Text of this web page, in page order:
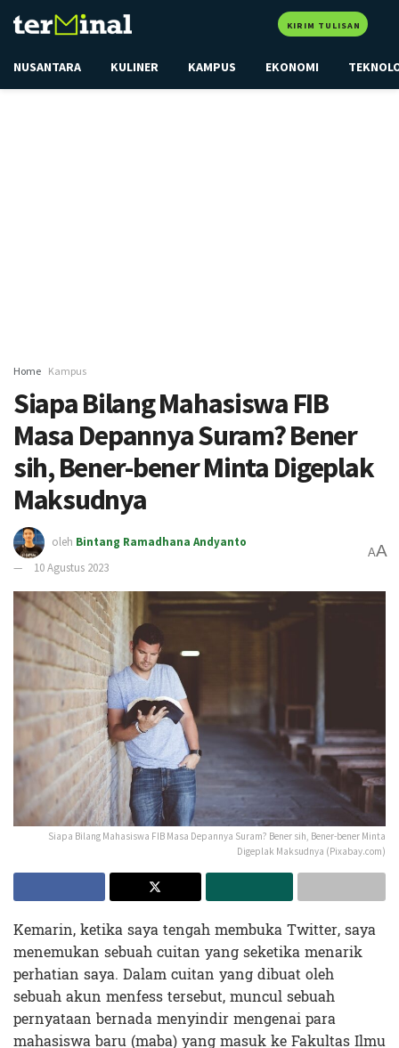
KIRIM TULISAN
NUSANTARA KULINER KAMPUS EKONOMI
Home Kampus
Siapa Bilang Mahasiswa FIB
Masa Depannya Suram? Bener
sih, Bener-bener Minta Digeplak
Maksudnya
oleh Bintang Ramadhana Andyanto
10 Agustus 2023
AA
Siapa Bilang Mahasiswa FIB Masa Depannya Suram? Bener sih, Bener-bener Minta
Digeplak Maksudnya (Pixabay.com)
Kemarin, ketika saya tengah membuka Twitter, saya
menemukan sebuah cuitan yang seketika menarik
perhatian saya. Dalam cuitan yang dibuat oleh
sebuah akun menfess tersebut, muncul sebuah
pernyataan bernada menyindir mengenai para
mahasiswa baru (maba) yang masuk ke Fakultas Ilmu